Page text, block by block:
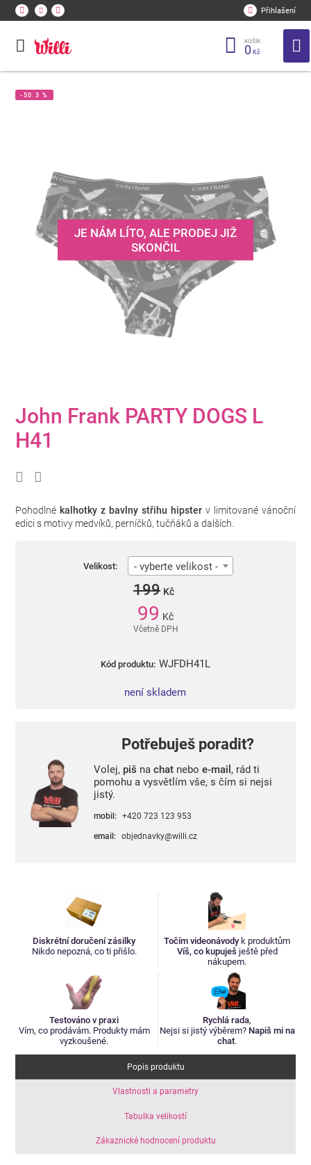
Přihlašení
KOŠÍK:
0 Kč
-50.3 %
John Frank PARTY DOGS L
H41
Pohodlné kalhotky z bavlny střihu hipster v limitované vánoční
edici s motivy medvíků, perníčků, tučňáků a dalších.
Velikost: - vyberte velikost -
199 Kč
99 Kč
Včetně DPH
Kód produktu: WJFDH41L
není skladem
Potřebuješ poradit?
Volej, piš na chatnebo e-mail , rád ti
pomohu a vysvětlím vše, s čím si nejsi
jistý.
mobil: +420 723 123 953
email: objednavky@willi.cz
Diskrétní doručení zásilky
Nikdo nepozná, co ti přišlo.
Točím videonávody k produktům
Víš, co kupuješ ještě před
nákupem.
Testováno v praxi
Vím, co prodávám. Produkty mám
vyzkoušené.
Rychlá rada,
Nejsi si jistý výběrem? Napiš mi na
chat.
Popis produktu
Vlastnosti a parametry
Tabulka velikostí
Zákaznické hodnocení produktu